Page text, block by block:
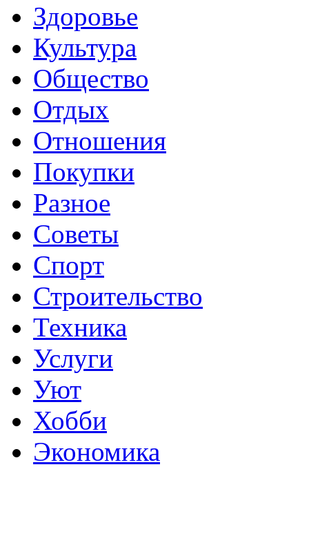
Здоровье
Культура
Общество
Отдых
Отношения
Покупки
Разное
Советы
Спорт
Строительство
Техника
Услуги
Уют
Хобби
Экономика